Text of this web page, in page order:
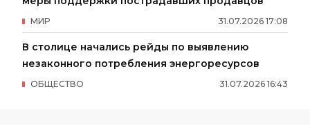
31.07.2026 17:08
МИР
В столице начались рейды по выявлению
незаконного потребления энергоресурсов
31.07.2026 16:43
ОБЩЕСТВО